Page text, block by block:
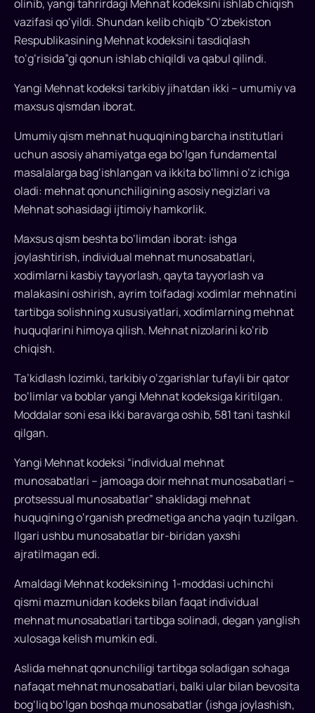
davlat
manfaatlari
o‘rtasidagi
muvozanatni
ta’minlaydi
Shavkat
Mirziyoyev
2022
yilning
“O‘zbekiston
Respublikasining
Mehnat
kodeksini
tasdiqlash
to‘g‘risida”gi
qonunni
Ushbu
qonun
rasmiy
e’lon
kundan
e’tiboran
olti
o‘tgach
kuchga
qonunda
belgilangan...
olinib, yangi tahrirdagi Mehnat kodeksini ishlab chiqish
vazifasi qo‘yildi. Shundan kelib chiqib “O‘zbekiston
Respublikasining Mehnat kodeksini tasdiqlash
to‘g‘risida”gi qonun ishlab chiqildi va qabul qilindi.
Yangi Mehnat kodeksi tarkibiy jihatdan ikki – umumiy va
maxsus qismdan iborat.
Umumiy qism mehnat huquqining barcha institutlari
uchun asosiy ahamiyatga ega bo‘lgan fundamental
masalalarga bag‘ishlangan va ikkita bo‘limni o‘z ichiga
oladi: mehnat qonunchiligining asosiy negizlari va
Mehnat sohasidagi ijtimoiy hamkorlik.
Maxsus qism beshta bo‘limdan iborat: ishga
joylashtirish, individual mehnat munosabatlari,
xodimlarni kasbiy tayyorlash, qayta tayyorlash va
malakasini oshirish, ayrim toifadagi xodimlar mehnatini
tartibga solishning xususiyatlari, xodimlarning mehnat
huquqlarini himoya qilish. Mehnat nizolarini ko‘rib
chiqish.
Ta’kidlash lozimki, tarkibiy o‘zgarishlar tufayli bir qator
bo‘limlar va boblar yangi Mehnat kodeksiga kiritilgan.
Moddalar soni esa ikki baravarga oshib, 581 tani tashkil
qilgan.
Yangi Mehnat kodeksi “individual mehnat
munosabatlari – jamoaga doir mehnat munosabatlari –
protsessual munosabatlar” shaklidagi mehnat
huquqining o‘rganish predmetiga ancha yaqin tuzilgan.
Ilgari ushbu munosabatlar bir-biridan yaxshi
ajratilmagan edi.
Amaldagi Mehnat kodeksining 1-moddasi uchinchi
qismi mazmunidan kodeks bilan faqat individual
mehnat munosabatlari tartibga solinadi, degan yanglish
xulosaga kelish mumkin edi.
Aslida mehnat qonunchiligi tartibga soladigan sohaga
nafaqat mehnat munosabatlari, balki ular bilan bevosita
bog‘liq bo‘lgan boshqa munosabatlar (ishga joylashish,